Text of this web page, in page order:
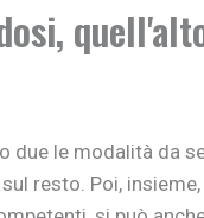
due le modalità da
resto. Poi,